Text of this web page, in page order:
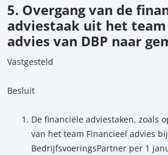
5. Overgang van de
adviestaak uit het team
advies van DBP naar
Vastgesteld
Besluit
De financiële adviestaken, zoals
van het team Financieel advies
BedrijfsvoeringsPartner per 1